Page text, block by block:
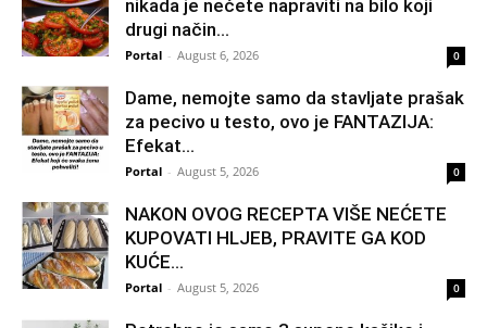
nikada je nećete napraviti na bilo koji
drugi način…
Portal - August 6, 2026 0
Dame, nemojte samo da stavljate prašak
za pecivo u testo, ovo je FANTAZIJA:
Efekat...
Portal - August 5, 2026 0
NAKON OVOG RECEPTA VIŠE NEĆETE
KUPOVATI HLJEB, PRAVITE GA KOD
KUĆE…
Portal - August 5, 2026 0